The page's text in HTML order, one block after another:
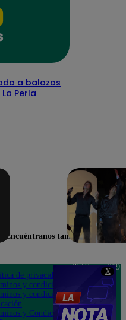
X
a balazos
Perla
Encuéntranos también en
de privacidad
y condiciones
y condiciones
y Condiciones
Teléfono: 219
Av. San
Felipe 968
Jesús María